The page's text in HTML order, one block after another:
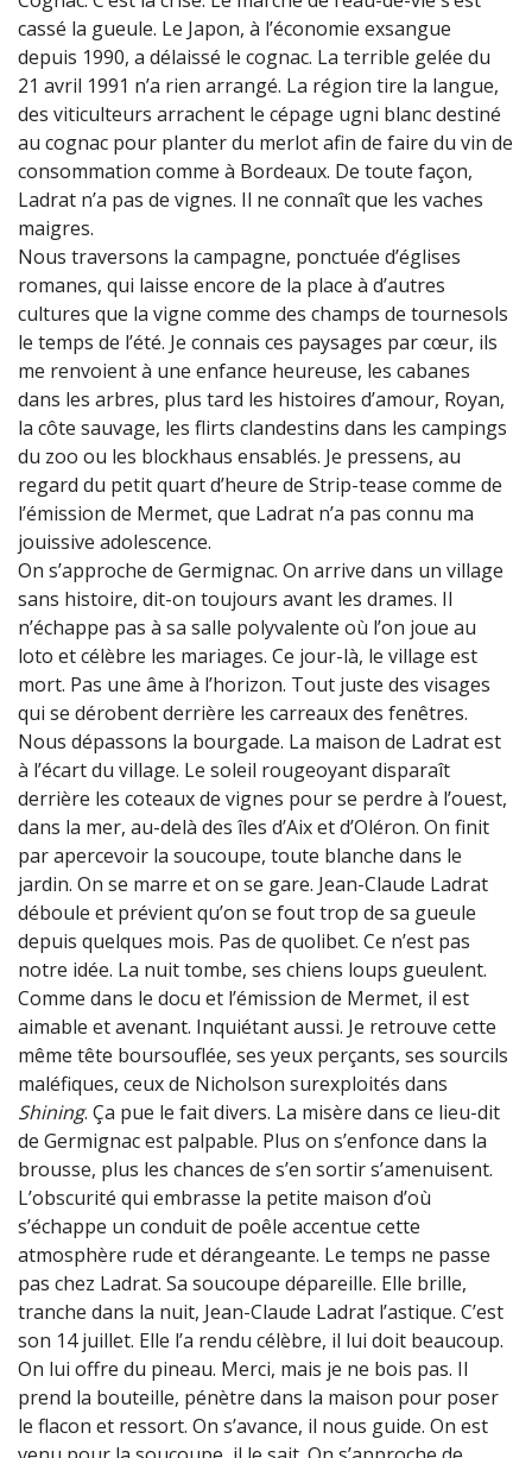
cassé la gueule. Le Japon, à l’économie exsangue
depuis 1990, a délaissé le cognac. La terrible gelée du
21 avril 1991 n’a rien arrangé. La région tire la langue,
des viticulteurs arrachent le cépage ugni blanc destiné
au cognac pour planter du merlot afin de faire du vin de
consommation comme à Bordeaux. De toute façon,
Ladrat n’a pas de vignes. Il ne connaît que les vaches
maigres.
Nous traversons la campagne, ponctuée d’églises
romanes, qui laisse encore de la place à d’autres
cultures que la vigne comme des champs de tournesols
le temps de l’été. Je connais ces paysages par cœur, ils
me renvoient à une enfance heureuse, les cabanes
dans les arbres, plus tard les histoires d’amour, Royan,
la côte sauvage, les flirts clandestins dans les campings
du zoo ou les blockhaus ensablés. Je pressens, au
regard du petit quart d’heure de Strip-tease comme de
l’émission de Mermet, que Ladrat n’a pas connu ma
jouissive adolescence.
On s’approche de Germignac. On arrive dans un village
sans histoire, dit-on toujours avant les drames. Il
n’échappe pas à sa salle polyvalente où l’on joue au
loto et célèbre les mariages. Ce jour-là, le village est
mort. Pas une âme à l’horizon. Tout juste des visages
qui se dérobent derrière les carreaux des fenêtres.
Nous dépassons la bourgade. La maison de Ladrat est
à l’écart du village. Le soleil rougeoyant disparaît
derrière les coteaux de vignes pour se perdre à l’ouest,
dans la mer, au-delà des îles d’Aix et d’Oléron. On finit
par apercevoir la soucoupe, toute blanche dans le
jardin. On se marre et on se gare. Jean-Claude Ladrat
déboule et prévient qu’on se fout trop de sa gueule
depuis quelques mois. Pas de quolibet. Ce n’est pas
notre idée. La nuit tombe, ses chiens loups gueulent.
Comme dans le docu et l’émission de Mermet, il est
aimable et avenant. Inquiétant aussi. Je retrouve cette
même tête boursouflée, ses yeux perçants, ses sourcils
maléfiques, ceux de Nicholson surexploités dans
Shining. Ça pue le fait divers. La misère dans ce lieu-dit
de Germignac est palpable. Plus on s’enfonce dans la
brousse, plus les chances de s’en sortir s’amenuisent.
L’obscurité qui embrasse la petite maison d’où
s’échappe un conduit de poêle accentue cette
atmosphère rude et dérangeante. Le temps ne passe
pas chez Ladrat. Sa soucoupe dépareille. Elle brille,
tranche dans la nuit, Jean-Claude Ladrat l’astique. C’est
son 14 juillet. Elle l’a rendu célèbre, il lui doit beaucoup.
On lui offre du pineau. Merci, mais je ne bois pas. Il
prend la bouteille, pénètre dans la maison pour poser
le flacon et ressort. On s’avance, il nous guide. On est